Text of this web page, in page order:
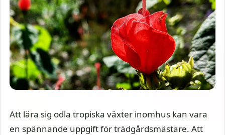
Att lära sig odla tropiska växter inomhus kan vara
en spännande uppgift för trädgårdsmästare. Att